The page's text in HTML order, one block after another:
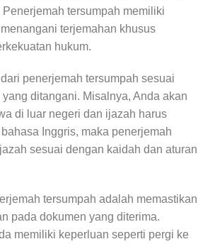
tersumpah memiliki
terjemahan khusus
hukum.
penerjemah tersumpah sesuai
ditangani. Misalnya, Anda akan
di luar negeri dan ijazah harus
Inggris, maka penerjemah
sesuai dengan kaidah dan aturan
tersumpah adalah memastikan
pada dokumen yang diterima.
memiliki keperluan seperti pergi ke